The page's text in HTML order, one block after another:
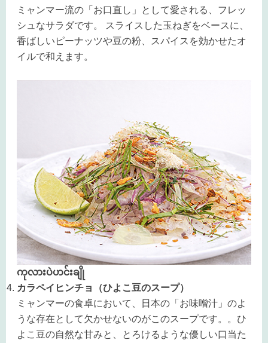
ミャンマー流の「お口直し」として愛される、フレッ
シュなサラダです。 スライスした玉ねぎをベースに、
香ばしいピーナッツや豆の粉、スパイスを効かせたオ
イルで和えます。
ကုလားပဲဟင်းချို
カラペイヒンチョ（ひよこ豆のスープ）
ミャンマーの食卓において、日本の「お味噌汁」のよ
うな存在として欠かせないのがこのスープです。。ひ
よこ豆の自然な甘みと、とろけるような優しい口当た